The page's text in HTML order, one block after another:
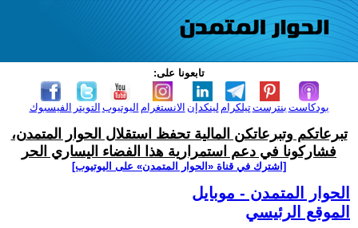
تابعونا على:
الفيسبوك التويتر اليوتيوب الانستغرام لينكدإن تيلكرامبنترست بودكاست
تبرعاتكم وتبرعاتكن المالية تحفظ استقلال الحوار المتمدن،
فشاركونا في دعم استمرارية هذا الفضاء اليساري الحر
[اشترك في قناة ‫«الحوار المتمدن» على اليوتيوب]
الحوار المتمدن - موبايل
الموقع الرئيسي